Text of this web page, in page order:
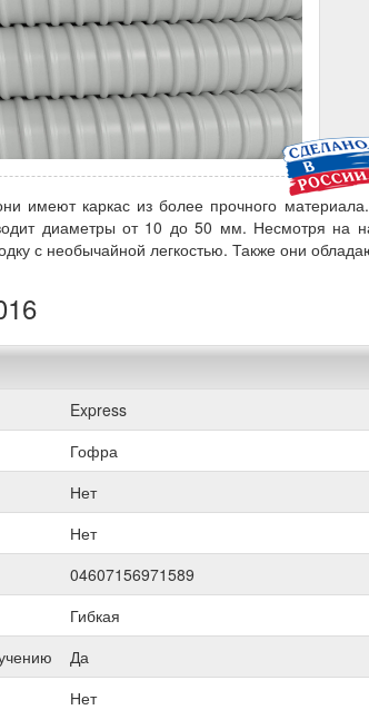
имеют каркас из более прочного
диаметры от 10 до 50 мм. Несмотря на
с необычайной легкостью. Также они
Express
Гофра
Нет
Нет
04607156971589
Гибкая
Да
Нет